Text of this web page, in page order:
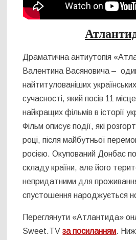
Драматична антиутопія
Валентина Васяновича –
найтитулованіших
сучасності, який посів 11
найкращих фільмів в історії
Фільм описує події, які
році, після майбутньої
росією. Окупований Донбас
складу країни, але його
непридатними для
спустошення народжується
Переглянути «Атлантида»
Sweet.TVза посиланням.